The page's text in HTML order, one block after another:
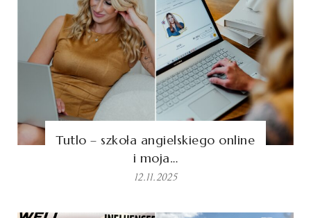
Tutlo – szkoła angielskiego online
i moja…
12.11.2025